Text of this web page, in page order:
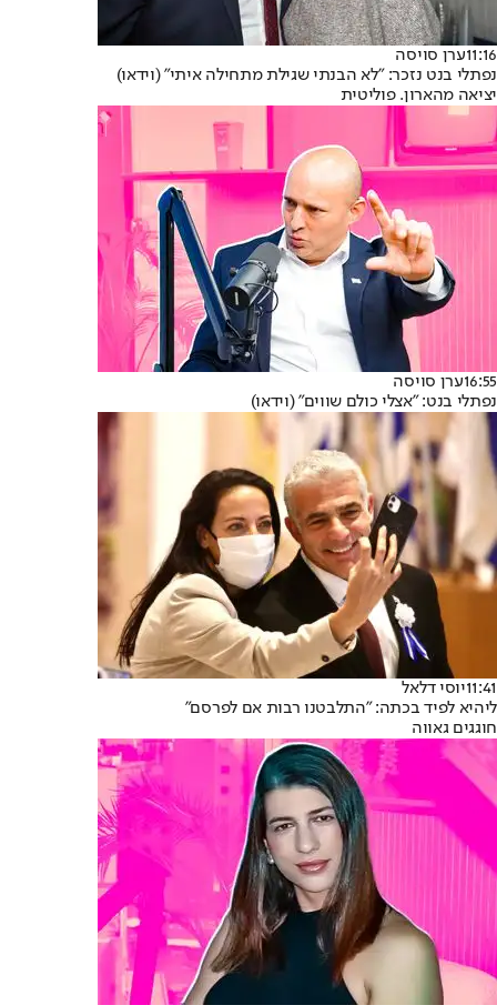
11:16ערן סויסה
נפתלי בנט נזכר: "לא הבנתי שגילת מתחילה איתי" (וידאו)
יציאה מהארון. פוליטית
16:55ערן סויסה
נפתלי בנט: "אצלי כולם שווים" (וידאו)
11:41יוסי דלאל
ליהיא לפיד בכתה: "התלבטנו רבות אם לפרסם"
חוגגים גאווה